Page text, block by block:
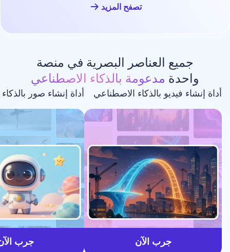
العناصر البصرية في منصة
مدعومة بالذكاء الاصطناعي
بالذكاء الاصطناعي أداة إنشاء صور بالذكاء الاصطناعي
أسرع